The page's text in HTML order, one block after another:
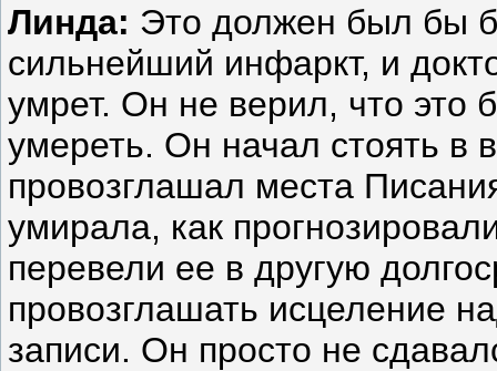
Линда: Это должен был бы
сильнейший инфаркт, и
умрет. Он не верил, что это
умереть. Он начал стоять в
провозглашал места
умирала, как
перевели ее в другую
провозглашать исцеление
записи. Он просто не